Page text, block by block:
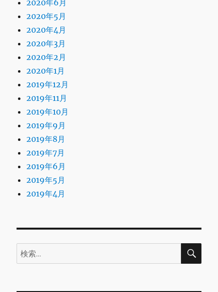
2020年6月
2020年5月
2020年4月
2020年3月
2020年2月
2020年1月
2019年12月
2019年11月
2019年10月
2019年9月
2019年8月
2019年7月
2019年6月
2019年5月
2019年4月
検
索:
検